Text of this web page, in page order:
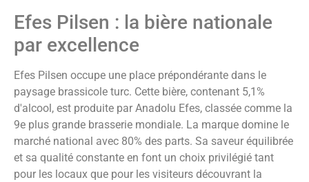
Efes Pilsen : la bière nationale
par excellence
Efes Pilsen occupe une place prépondérante dans le
paysage brassicole turc. Cette bière, contenant 5,1%
d'alcool, est produite par Anadolu Efes, classée comme la
9e plus grande brasserie mondiale. La marque domine le
marché national avec 80% des parts. Sa saveur équilibrée
et sa qualité constante en font un choix privilégié tant
pour les locaux que pour les visiteurs découvrant la